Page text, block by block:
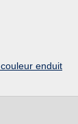
enduit